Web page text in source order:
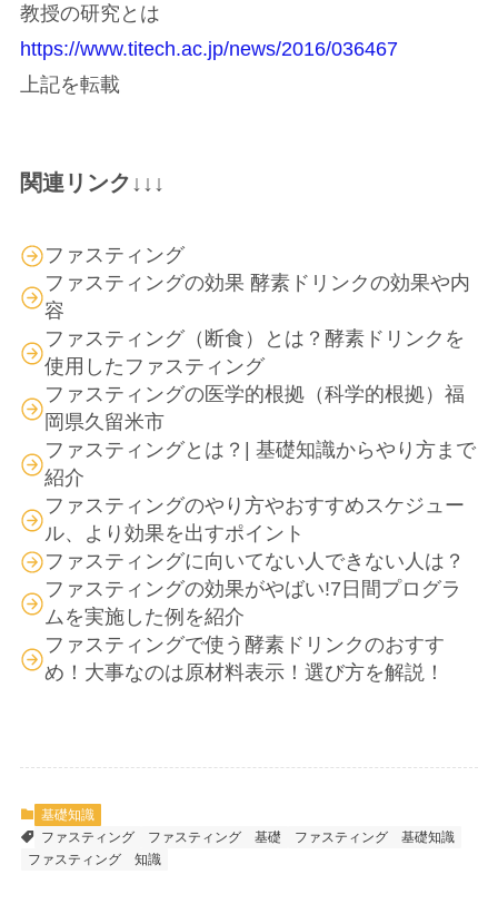
教授の研究とは
https://www.titech.ac.jp/news/2016/036467
上記を転載
関連リンク↓↓↓
ファスティング
ファスティングの効果 酵素ドリンクの効果や内
容
ファスティング（断食）とは？酵素ドリンクを
使用したファスティング
ファスティングの医学的根拠（科学的根拠）福
岡県久留米市
ファスティングとは？| 基礎知識からやり方まで
紹介
ファスティングのやり方やおすすめスケジュー
ル、より効果を出すポイント
ファスティングに向いてない人できない人は？
ファスティングの効果がやばい!7日間プログラ
ムを実施した例を紹介
ファスティングで使う酵素ドリンクのおすす
め！大事なのは原材料表示！選び方を解説！
基礎知識
ファスティング
ファスティング 基礎
ファスティング 基礎知識
ファスティング 知識